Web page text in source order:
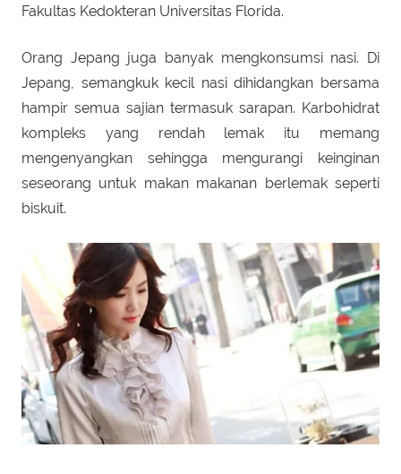
Fakultas Kedokteran Universitas Florida.
Orang Jepang juga banyak mengkonsumsi nasi. Di
Jepang, semangkuk kecil nasi dihidangkan bersama
hampir semua sajian termasuk sarapan. Karbohidrat
kompleks yang rendah lemak itu memang
mengenyangkan sehingga mengurangi keinginan
seseorang untuk makan makanan berlemak seperti
biskuit.